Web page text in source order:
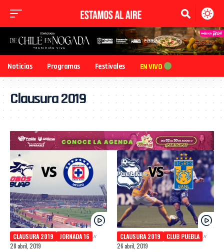
Noticias Programas Festivales EN VIVO
Clausura 2019
CLAUSURA 2019
JORNADA 16
28 abril, 2019
CLAUSURA 2019
CLUB PUEBLA
26 abril, 2019